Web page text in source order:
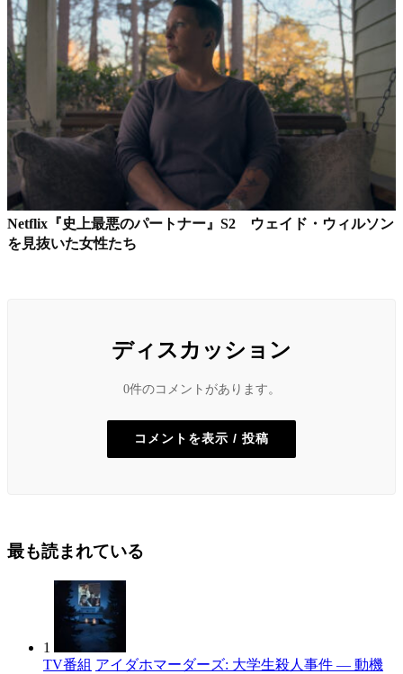
Netflix『史上最悪のパートナー』S2 ウェイド・ウィルソン
を見抜いた女性たち
ディスカッション
0件のコメントがあります。
コメントを表示 / 投稿
最も読まれている
1
TV番組 アイダホマーダーズ: 大学生殺人事件 — 動機